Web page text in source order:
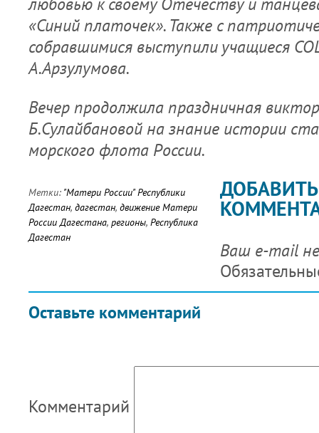
«Синий платочек». Также с
собравшимися выступили учащиеся
А.Арзулумова.
Вечер продолжила праздничная
Б.Сулайбановой на знание истории
морского флота России.
Метки: "Матери России" Республики
Дагестан, дагестан, движение Матери
России Дагестана, регионы, Республика
Дагестан
Оставьте комментарий
ДОБАВИТЬ
Ваш e-mail
Комментарий